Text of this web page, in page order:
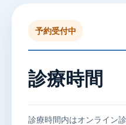
予約受付中
診療時間
診療時間内はオンライン